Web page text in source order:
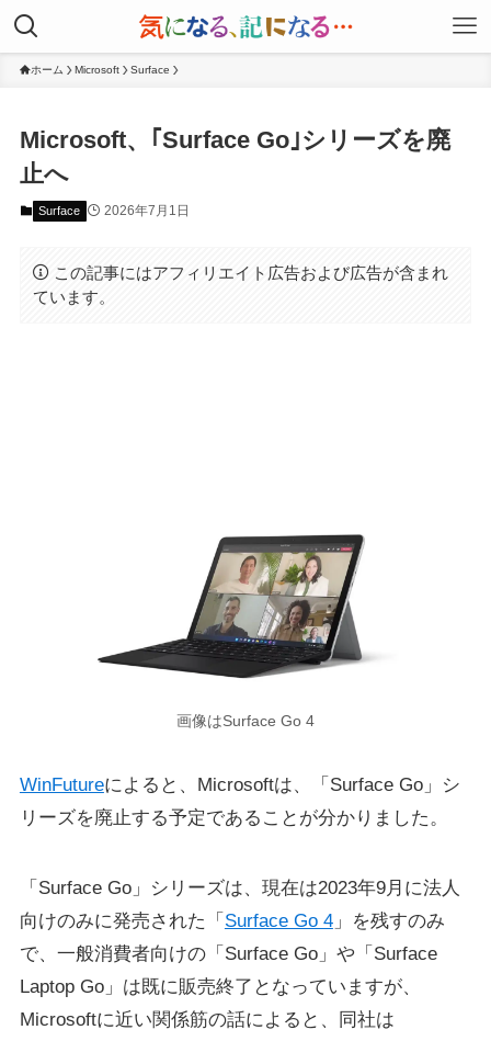
ホーム Microsoft Surface
Microsoft、｢Surface Go｣シリーズを廃
止へ
Surface 2026年7月1日
この記事にはアフィリエイト広告および広告が含まれ
ています。
画像はSurface Go 4
WinFutureによると、Microsoftは、「Surface Go」シ
リーズを廃止する予定であることが分かりました。
「Surface Go」シリーズは、現在は2023年9月に法人
向けのみに発売された「 Surface Go 4」を残すのみ
で、一般消費者向けの「Surface Go」や「Surface
Laptop Go」は既に販売終了となっていますが、
Microsoftに近い関係筋の話によると、同社は